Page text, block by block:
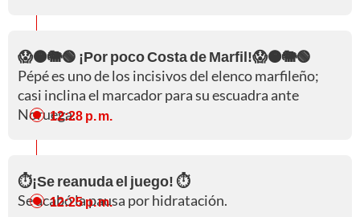
😱🟠🐘🟢 ¡Por poco Costa de Marfil!😱🟠🐘🟢
Pépé es uno de los incisivos del elenco marfileño;
casi inclina el marcador para su escuadra ante
Noruega.12:28 p. m.
⏱️¡Se reanuda el juego! ⏱️
Se acabó la pausa por hidratación.
12:25 p. m.